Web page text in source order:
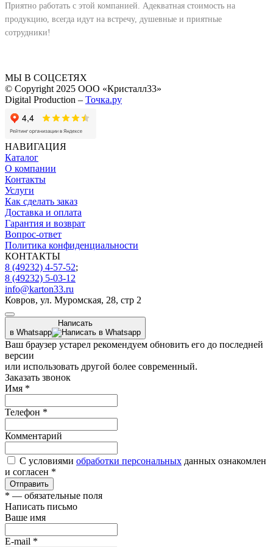
Приятно работать с этой компанией. Адекватная стоимость на
продукцию, всегда идут на встречу, душевные и приятные
сотрудники!
МЫ В СОЦСЕТЯХ
© Copyright 2025 ООО «Кристалл33»
Digital Production – Точка.ру
НАВИГАЦИЯ
Каталог
О компании
Контакты
Услуги
Как сделать заказ
Доставка и оплата
Гарантия и возврат
Вопрос-ответ
Политика конфиденциальности
КОНТАКТЫ
8 (49232) 4-57-52;
8 (49232) 5-03-12
info@karton33.ru
Ковров, ул. Муромская, 28, стр 2
Написать
в Whatsapp
Ваш браузер устарел рекомендуем обновить его до последней
версии
или использовать другой более современный.
Заказать звонок
Имя *
Телефон *
Комментарий
С условиями обработки персональных данных ознакомлен
и согласен *
Отправить
* — обязательные поля
Написать письмо
Ваше имя
E-mail *